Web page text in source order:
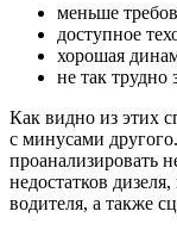
меньше
доступное
хорошая
не так трудно
Как видно из этих
с минусами
проанализировать
недостатков
водителя, а также